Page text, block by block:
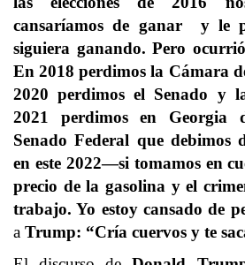
cansaríamos de ganar y le
siguiera ganando. Pero
En 2018 perdimos la Cámara
2020 perdimos el Senado y
2021 perdimos en Georgia
Senado Federal que debimos
en este 2022—si tomamos en
precio de la gasolina y el
trabajo. Yo estoy cansado de
a Trump: “Cría cuervos y te